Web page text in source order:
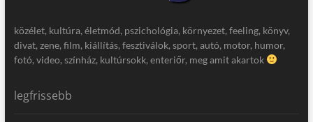
közélet, kultúra, életmód, pszichológia, környezet, feeling, könyv,
divat, zene, film, kiállítás, fesztiválok, sport, autó, motor, humor,
fotó, video, színház, kultúrsokk, enteriőr, meg amit akartok
legfrissebb